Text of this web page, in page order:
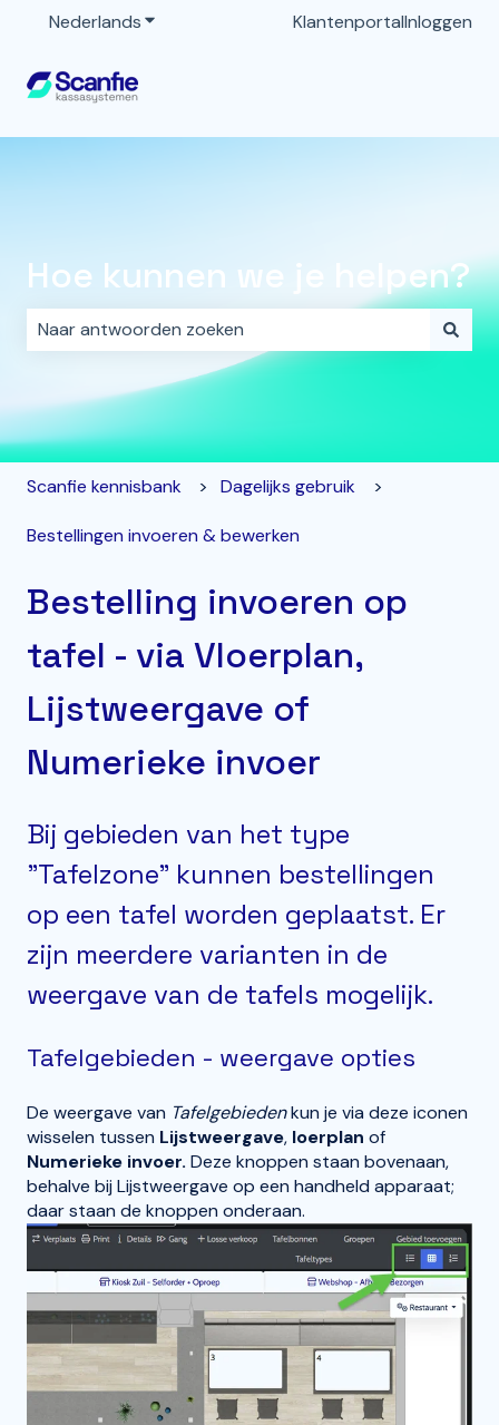
NederlandsSubmenu tonen voor vertalingen
KlantenportalInloggen
Hoe kunnen we je helpen?
Er zijn geen suggesties want het zoekveld is leeg.
Scanfie kennisbank Dagelijks gebruik
Bestellingen invoeren & bewerken
Bestelling invoeren op
tafel - via Vloerplan,
Lijstweergave of
Numerieke invoer
Bij gebieden van het type
"Tafelzone" kunnen bestellingen
op een tafel worden geplaatst. Er
zijn meerdere varianten in de
weergave van de tafels mogelijk.
Tafelgebieden - weergave opties
De weergave van Tafelgebiedenkun je via deze iconen
wisselen tussen Lijstweergave, loerplan of
Numerieke invoer. Deze knoppen staan bovenaan,
behalve bij Lijstweergave op een handheld apparaat;
daar staan de knoppen onderaan.